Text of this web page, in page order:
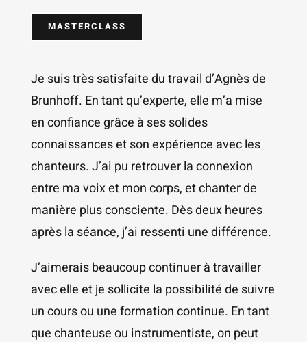
MASTERCLASS
Je suis très satisfaite du travail d’Agnès de
Brunhoff. En tant qu’experte, elle m’a mise
en confiance grâce à ses solides
connaissances et son expérience avec les
chanteurs. J’ai pu retrouver la connexion
entre ma voix et mon corps, et chanter de
manière plus consciente. Dès deux heures
après la séance, j’ai ressenti une différence.
J’aimerais beaucoup continuer à travailler
avec elle et je sollicite la possibilité de suivre
un cours ou une formation continue. En tant
que chanteuse ou instrumentiste, on peut